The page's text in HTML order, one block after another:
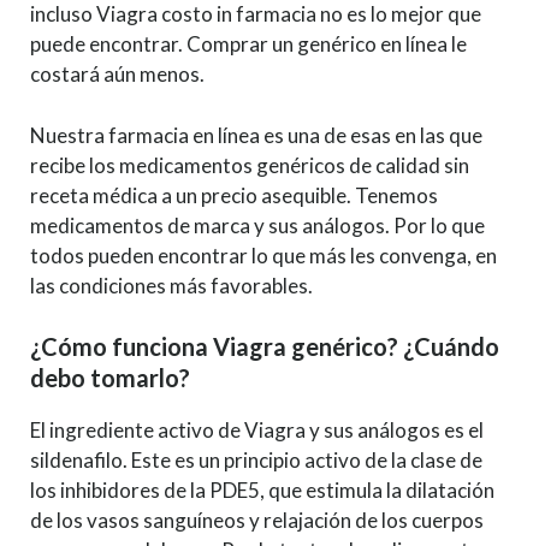
incluso Viagra costo in farmacia no es lo mejor que
puede encontrar. Comprar un genérico en línea le
costará aún menos.
Nuestra farmacia en línea es una de esas en las que
recibe los medicamentos genéricos de calidad sin
receta médica a un precio asequible. Tenemos
medicamentos de marca y sus análogos. Por lo que
todos pueden encontrar lo que más les convenga, en
las condiciones más favorables.
¿Cómo funciona Viagra genérico? ¿Cuándo
debo tomarlo?
El ingrediente activo de Viagra y sus análogos es el
sildenafilo. Este es un principio activo de la clase de
los inhibidores de la PDE5, que estimula la dilatación
de los vasos sanguíneos y relajación de los cuerpos